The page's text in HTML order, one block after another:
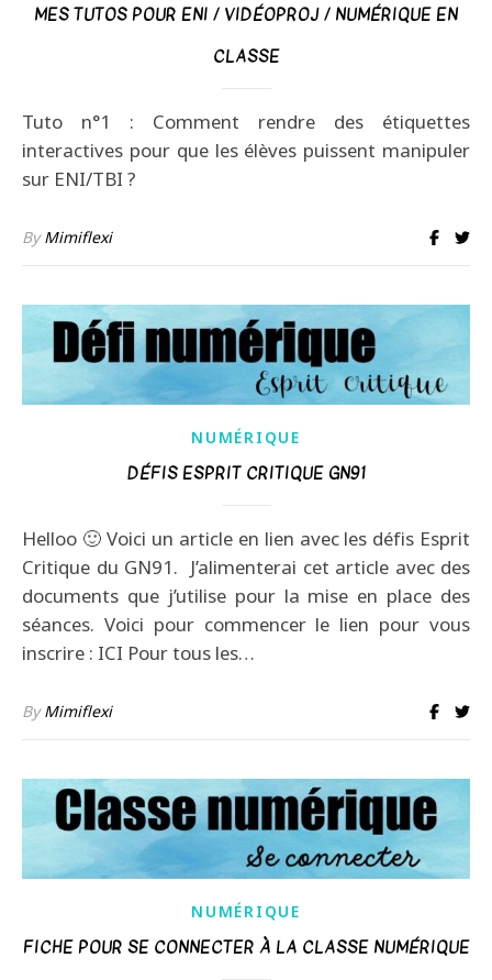
MES TUTOS POUR ENI / VIDÉOPROJ / NUMÉRIQUE EN
CLASSE
Tuto n°1 : Comment rendre des étiquettes
interactives pour que les élèves puissent manipuler
sur ENI/TBI ?
ByMimiflexi
NUMÉRIQUE
DÉFIS ESPRIT CRITIQUE GN91
Helloo 🙂 Voici un article en lien avec les défis Esprit
Critique du GN91. J’alimenterai cet article avec des
documents que j’utilise pour la mise en place des
séances. Voici pour commencer le lien pour vous
inscrire : ICI Pour tous les…
ByMimiflexi
NUMÉRIQUE
FICHE POUR SE CONNECTER À LA CLASSE NUMÉRIQUE